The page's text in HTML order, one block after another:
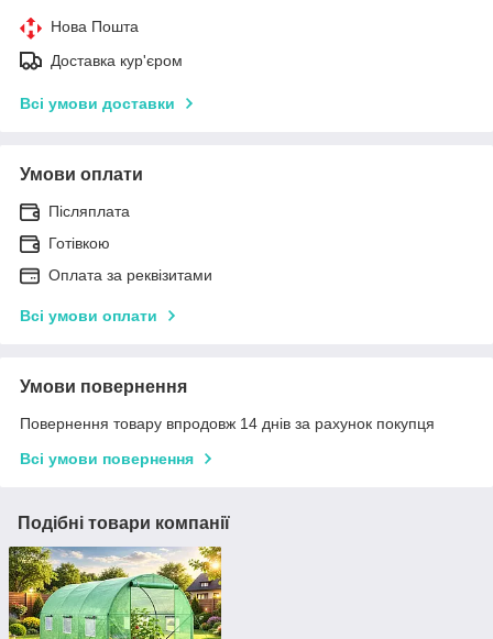
Нова Пошта
Доставка кур'єром
Всі умови доставки
Умови оплати
Післяплата
Готівкою
Оплата за реквізитами
Всі умови оплати
Умови повернення
Повернення товару впродовж 14 днів за рахунок покупця
Всі умови повернення
Подібні товари компанії